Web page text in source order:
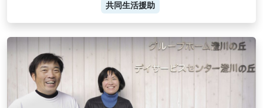
共同生活援助